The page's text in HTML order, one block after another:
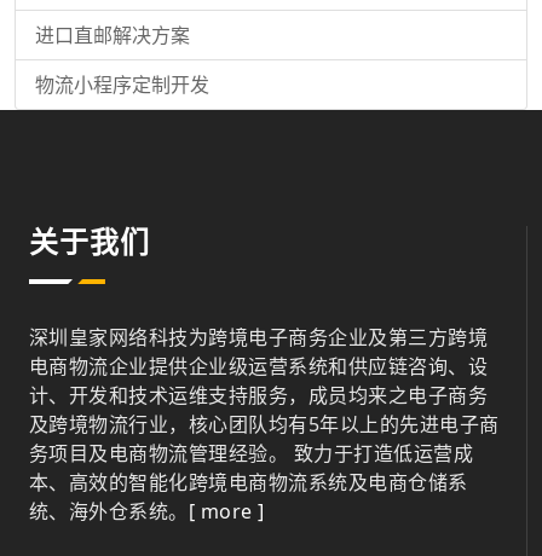
进口直邮解决方案
物流小程序定制开发
关于我们
深圳皇家网络科技为跨境电子商务企业及第三方跨境
电商物流企业提供企业级运营系统和供应链咨询、设
计、开发和技术运维支持服务，成员均来之电子商务
及跨境物流行业，核心团队均有5年以上的先进电子商
务项目及电商物流管理经验。 致力于打造低运营成
本、高效的智能化跨境电商物流系统及电商仓储系
统、海外仓系统。 [ more ]